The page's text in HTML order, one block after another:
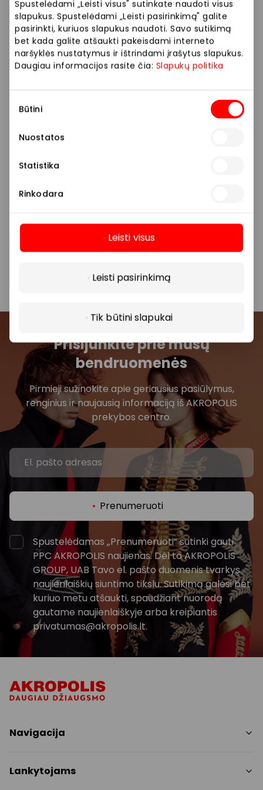
Spustelėdami „Leisti visus" sutinkate naudoti visus
slapukus. Spustelėdami „Leisti pasirinkimą" galite
pasirinkti, kuriuos slapukus naudoti. Savo sutikimą
bet kada galite atšaukti pakeisdami interneto
naršyklės nustatymus ir ištrindami įrašytus slapukus.
Daugiau informacijos rasite čia: Slapukų politika
pasirinkimas
Būtini
Nuostatos
Statistika
Rinkodara
Leisti visus
Leisti pasirinkimą
Tik būtini slapukai
„Mobili prekyba” parduotuvėje.
Prekybos ir pramogų centre „AKROPOLIS“
veikiančios parduotuvės ir paslaugų teikėjai
savarankiškai nustato taikomas nuolaidas, jų
dydžius bei kitas aktualias sąlygas.
Stengiamės kuo tiksliau pateikti aktualią
tinklalapyje pateiktos informacijos ir faktinės
informacijos parduotuvėje ar paslaugų teikimo
vietoje, visada vadovaukitės tuo, kas nurodyta
konkrečioje parduotuvėje ar paslaugų teikimo
vietoje.
Visais klausimais, susijusiais su konkrečiomis
nuolaidomis bei vykstančiomis akcijomis,
parduotuvę ar paslaugų teikimo vietą.
Prisijunkite prie mūsų
bendruomenės
Pirmieji sužinokite apie geriausius pasiūlymus,
renginius ir naujausią informaciją iš AKROPOLIS
prekybos centro.
Prenumeruoti
Spustelėdamas „Prenumeruoti“ sutinki gauti
PPC AKROPOLIS naujienas. Dėl to AKROPOLIS
GROUP, UAB Tavo el. pašto duomenis tvarkys
naujienlaiškių siuntimo tikslu. Sutikimą galėsi bet
kuriuo metu atšaukti, spaudžiant nuorodą
gautame naujienlaiškyje arba kreipiantis
privatumas@akropolis.lt.
Daugiau
Navigacija
Paslaugos
Lankytojams